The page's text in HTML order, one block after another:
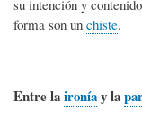
su intención y
forma son un chiste.
Entre laironíay la